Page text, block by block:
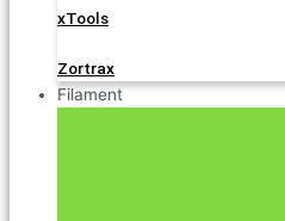
xTools
Zortrax
Filament